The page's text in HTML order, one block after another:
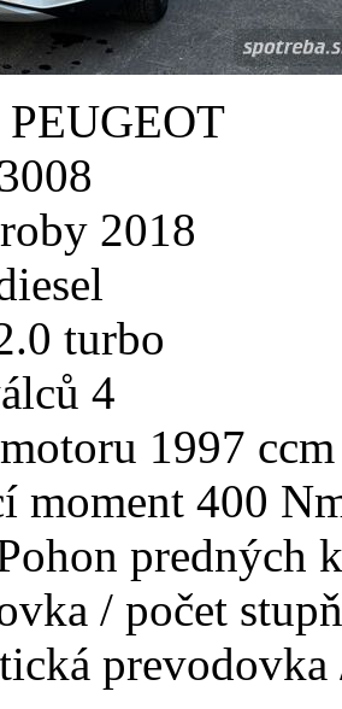
PEUGEOT
2018
turbo
4
1997 ccm
moment 400
predných
/ počet
prevodovka